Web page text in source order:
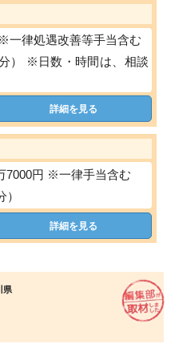
一律処遇改善等手当含む
） ※日数・時間は、相談
詳細を見る
7000円 ※一律手当含む
詳細を見る
県